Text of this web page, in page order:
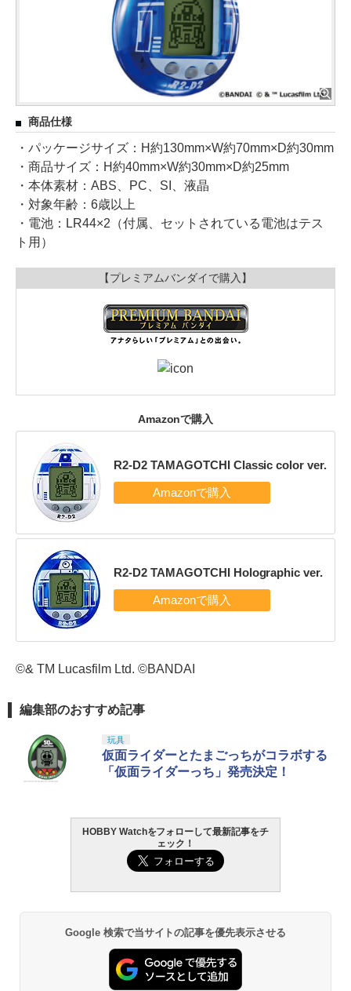
商品仕様
・パッケージサイズ：H約130mm×W約70mm×D約30mm
・商品サイズ：H約40mm×W約30mm×D約25mm
・本体素材：ABS、PC、SI、液晶
・対象年齢：6歳以上
・電池：LR44×2（付属、セットされている電池はテス
ト用）
【プレミアムバンダイで購入】
Amazonで購入
R2-D2 TAMAGOTCHI Classic color ver.
R2-D2 TAMAGOTCHI Holographic ver.
©& TM Lucasfilm Ltd. ©BANDAI
編集部のおすすめ記事
玩具
仮面ライダーとたまごっちがコラボする
「仮面ライダーっち」発売決定！
HOBBY Watchをフォローして最新記事をチ
ェック！
Google 検索で当サイトの記事を優先表示させる